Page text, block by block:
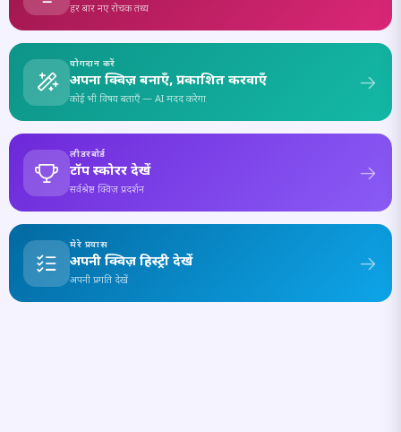
हर बार नए रोचक तथ्य
योगदान करें
अपना क्विज़ बनाएँ, प्रकाशित करवाएँ
कोई भी विषय बताएँ — AI मदद करेगा
लीडरबोर्ड
टॉप स्कोरर देखें
सर्वश्रेष्ठ क्विज़ प्रदर्शन
मेरे प्रयास
अपनी क्विज़ हिस्ट्री देखें
अपनी प्रगति देखें